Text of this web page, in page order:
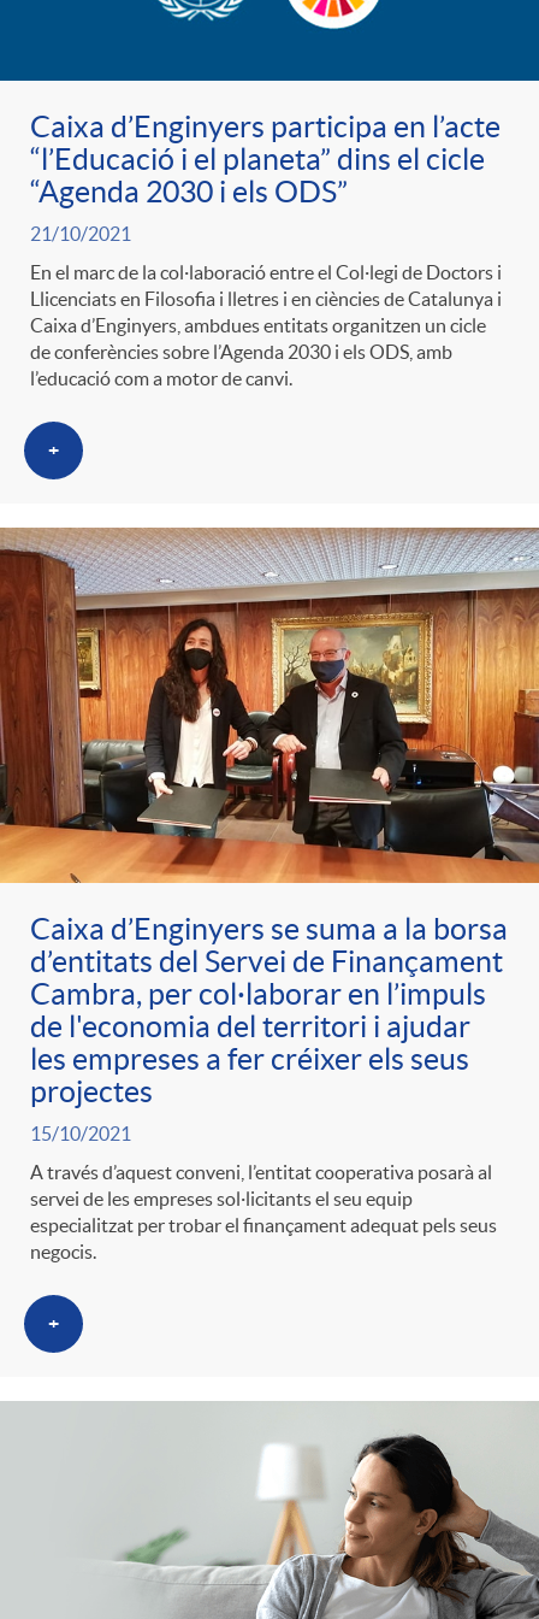
r
a
S
a
l
a
d
e
p
r
e
n
s
a
p
e
r
c
a
t
e
g
o
r
i
e
s
e
n
i
d
o
A
n
c
l
a
F
i
l
t
r
o
C
a
i
c
a
d
o
d
e
c
o
n
t
i
n
g
u
t
Caixa d’Enginyers participa en l’acte
“l’Educació i el planeta” dins el cicle
“Agenda 2030 i els ODS”
21/10/2021
En el marc de la col·laboració entre el Col·legi de Doctors i
Llicenciats en Filosofia i lletres i en ciències de Catalunya i
Caixa d’Enginyers, ambdues entitats organitzen un cicle
de conferències sobre l’Agenda 2030 i els ODS, amb
l’educació com a motor de canvi.
+
Caixa d’Enginyers se suma a la borsa
d’entitats del Servei de Finançament
Cambra, per col·laborar en l’impuls
de l'economia del territori i ajudar
les empreses a fer créixer els seus
projectes
15/10/2021
A través d’aquest conveni, l’entitat cooperativa posarà al
servei de les empreses sol·licitants el seu equip
especialitzat per trobar el finançament adequat pels seus
negocis.
+